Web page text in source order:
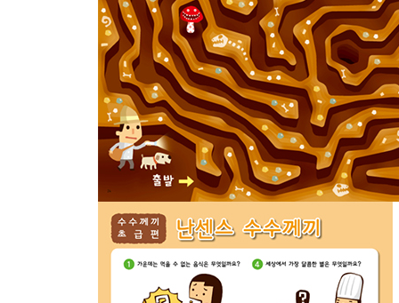
두근두근 숨은그림찾기
와글와글 닌자 숨은그림찾기
정글 숨은그림찾기
즐거운 여름축제 숨은그림찾기
해수욕장 숨은그림찾기
유령의 집 숨은그림찾기
교통수단 숨은그림찾기
축구장 숨은그림찾기
요정들의 숨바꼭질 숨은그림찾기
수수께끼 고급편 난센스 수수께끼
재미있는 숨은그림찾기